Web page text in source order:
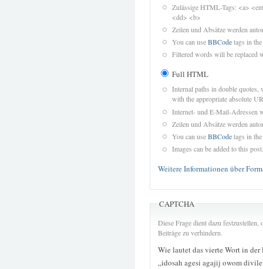
Zulässige HTML-Tags: <a>
<dd> <b>
Zeilen und Absätze werden
You can useBBCodetags in
Filtered words will be replaced
Full HTML
Internal paths in double quotes,
with the appropriate absolute
Internet- und E-Mail-Adressen
Zeilen und Absätze werden
You can useBBCodetags in
Images can be added to this post.
Weitere Informationen über
CAPTCHA
Diese Frage dient dazu
Beiträge zu verhindern.
Wie lautet das vierte Wort in der
„idosah agesi agajij owom